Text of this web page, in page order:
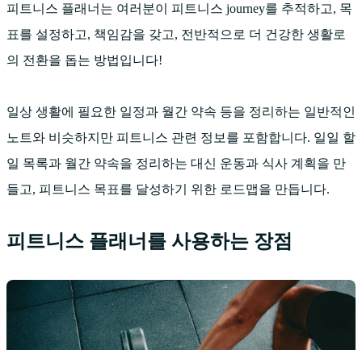
피트니스 플래너는 여러분이 피트니스 journey를 추적하고, 목
표를 설정하고, 책임감을 갖고, 전반적으로 더 건강한 생활로
의 전환을 돕는 방법입니다!
일상 생활에 필요한 일정과 월간 약속 등을 정리하는 일반적인
노트와 비슷하지만 피트니스 관련 정보를 포함합니다. 일일 할
일 목록과 월간 약속을 정리하는 대신 운동과 식사 계획을 만
들고, 피트니스 목표를 달성하기 위한 로드맵을 만듭니다.
피트니스 플래너를 사용하는 장점